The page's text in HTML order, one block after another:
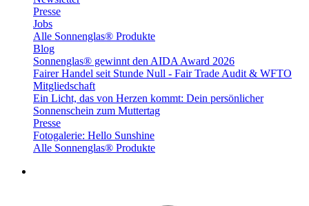
Presse
Jobs
Alle Sonnenglas® Produkte
Blog
Sonnenglas® gewinnt den AIDA Award 2026
Fairer Handel seit Stunde Null - Fair Trade Audit & WFTO
Mitgliedschaft
Ein Licht, das von Herzen kommt: Dein persönlicher
Sonnenschein zum Muttertag
Presse
Fotogalerie: Hello Sunshine
Alle Sonnenglas® Produkte